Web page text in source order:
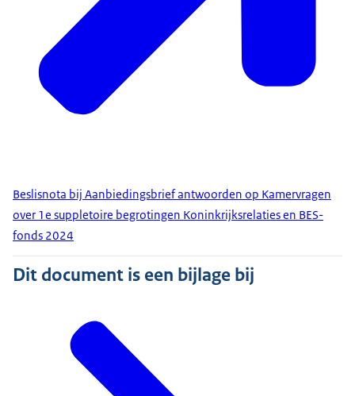
Beslisnota bij Aanbiedingsbrief antwoorden op Kamervragen
over 1e suppletoire begrotingen Koninkrijksrelaties en BES-
fonds 2024
Dit document is een bijlage bij